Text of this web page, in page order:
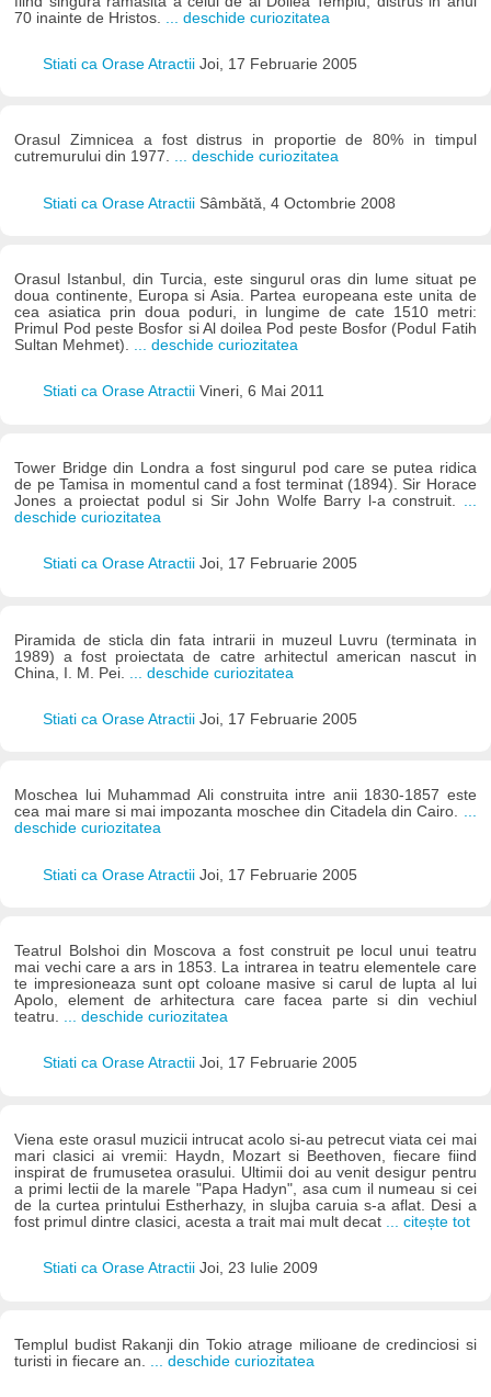
70 inainte de Hristos.
... deschide curiozitatea
Stiati ca Orase Atractii Joi, 17 Februarie 2005
Orasul Zimnicea a fost distrus in proportie de 80% in timpul
cutremurului din 1977. ... deschide curiozitatea
Stiati ca Orase Atractii Sâmbătă, 4 Octombrie 2008
Orasul Istanbul, din Turcia, este singurul oras din lume situat pe
doua continente, Europa si Asia. Partea europeana este unita de
cea asiatica prin doua poduri, in lungime de cate 1510 metri:
Primul Pod peste Bosfor si Al doilea Pod peste Bosfor (Podul Fatih
Sultan Mehmet). ... deschide curiozitatea
Stiati ca Orase Atractii Vineri, 6 Mai 2011
Tower Bridge din Londra a fost singurul pod care se putea ridica
de pe Tamisa in momentul cand a fost terminat (1894). Sir Horace
Jones a proiectat podul si Sir John Wolfe Barry l-a construit.
deschide curiozitatea
Stiati ca Orase Atractii Joi, 17 Februarie 2005
Piramida de sticla din fata intrarii in muzeul Luvru (terminata in
1989) a fost proiectata de catre arhitectul american nascut in
China, I. M. Pei.
... deschide curiozitatea
Stiati ca Orase Atractii Joi, 17 Februarie 2005
Moschea lui Muhammad Ali construita intre anii 1830-1857 este
cea mai mare si mai impozanta moschee din Citadela din Cairo. ...
deschide curiozitatea
Stiati ca Orase Atractii Joi, 17 Februarie 2005
Teatrul Bolshoi din Moscova a fost construit pe locul unui teatru
mai vechi care a ars in 1853. La intrarea in teatru elementele care
te impresioneaza sunt opt coloane masive si carul de lupta al lui
Apolo, element de arhitectura care facea parte si din vechiul
teatru. ... deschide curiozitatea
Stiati ca Orase Atractii Joi, 17 Februarie 2005
Viena este orasul muzicii intrucat acolo si-au petrecut viata cei mai
mari clasici ai vremii: Haydn, Mozart si Beethoven, fiecare fiind
inspirat de frumusetea orasului. Ultimii doi au venit desigur pentru
a primi lectii de la marele "Papa Hadyn", asa cum il numeau si cei
de la curtea printului Estherhazy, in slujba caruia s-a aflat. Desi a
fost primul dintre clasici, acesta a trait mai mult decat
... citește tot
Stiati ca Orase Atractii Joi, 23 Iulie 2009
Templul budist Rakanji din Tokio atrage milioane de credinciosi si
turisti in fiecare an.
... deschide curiozitatea